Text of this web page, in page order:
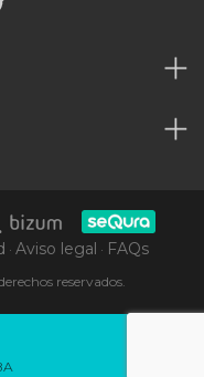
· Aviso legal · FAQs
reservados.